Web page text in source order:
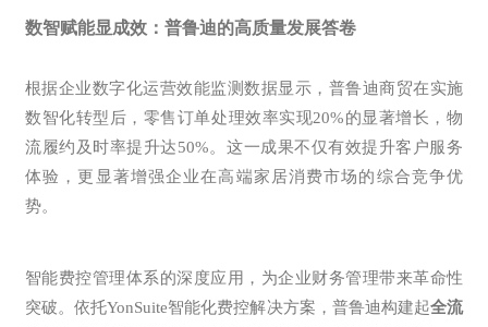
数智赋能显成效：普鲁迪的高质量发展答卷
根据企业数字化运营效能监测数据显示，普鲁迪商贸在实施
数智化转型后，零售订单处理效率实现20%的显著增长，物
流履约及时率提升达50%。这一成果不仅有效提升客户服务
体验，更显著增强企业在高端家居消费市场的综合竞争优
势。
智能费控管理体系的深度应用，为企业财务管理带来革命性
突破。依托YonSuite智能化费控解决方案，普鲁迪构建起全流